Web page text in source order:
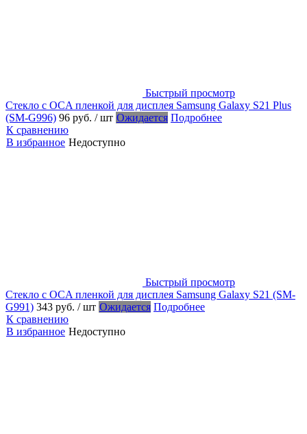
Быстрый просмотр
Стекло с OCA пленкой для дисплея Samsung Galaxy S21 Plus
(SM-G996) 96 руб. / шт Ожидается Подробнее
К сравнению
В избранное Недоступно
Быстрый просмотр
Стекло с OCA пленкой для дисплея Samsung Galaxy S21 (SM-
G991) 343 руб. / шт Ожидается Подробнее
К сравнению
В избранное Недоступно